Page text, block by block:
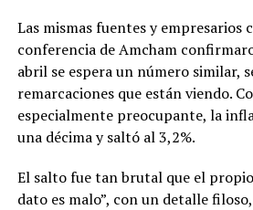
Las mismas fuentes y empresarios
conferencia de Amcham
abril se espera un número similar,
remarcaciones que están viendo.
especialmente preocupante, la
una décima y saltó al 3,2%.
El salto fue tan brutal que el
dato es malo”, con un detalle